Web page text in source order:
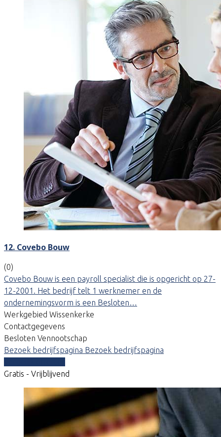
12. Covebo Bouw
(0)
Covebo Bouw is een payroll specialist die is opgericht op 27-
12-2001. Het bedrijf telt 1 werknemer en de
ondernemingsvorm is een Besloten…
Werkgebied Wissenkerke
Contactgegevens
Besloten Vennootschap
Bezoek bedrijfspagina Bezoek bedrijfspagina
Gratis - Vrijblijvend